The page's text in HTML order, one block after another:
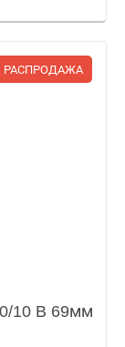
РАСПРОДАЖА
10 B 69мм